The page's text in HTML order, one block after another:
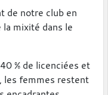
de notre club en
mixité dans le
% de licenciées et
les femmes restent